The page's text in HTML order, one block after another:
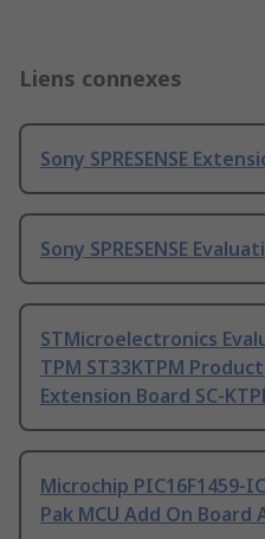
Liens connexes
Sony SPRESENSE
Sony SPRESENSE
STMicroelectronics
TPM ST33KTPM
Extension Board SC-
Microchip PIC16F1459-
Pak MCU Add On Board